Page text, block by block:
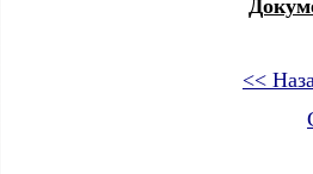
<<